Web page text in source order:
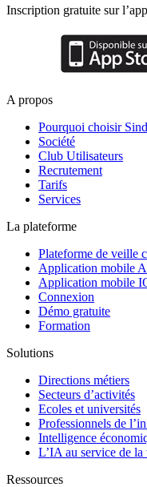
Inscription gratuite sur
A propos
Pourquoi choisir
Société
Club Utilisateurs
Recrutement
Tarifs
Services
La plateforme
Plateforme de veille
Application mobile
Application mobile
Connexion
Démo gratuite
Formation
Solutions
Directions métiers
Secteurs d’activités
Ecoles et universités
Professionnels de
Intelligence
L’IA au service de la
Ressources